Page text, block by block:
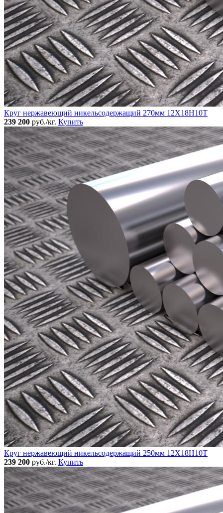
Круг нержавеющий никельсодержащий 270мм 12Х18Н10Т
239 200 руб./кг. Купить
Круг нержавеющий никельсодержащий 250мм 12Х18Н10Т
239 200 руб./кг. Купить